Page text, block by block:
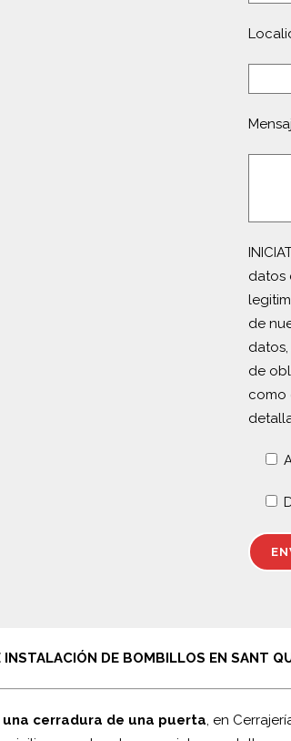
datos
de
de
como
INSTALACIÓN DE BOMBILLOS EN SANT
cerradura de una puerta, en